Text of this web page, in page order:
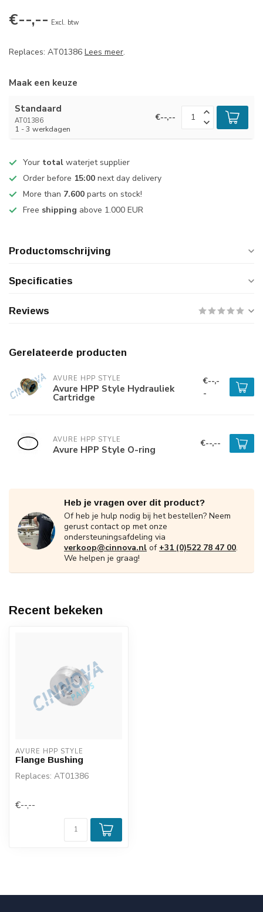
€--,-- Excl. btw
Replaces: AT01386 Lees meer.
Maak een keuze
Standaard
AT01386
1 - 3 werkdagen
€--,--
Your total waterjet supplier
Order before 15:00 next day delivery
More than 7.600 parts on stock!
Free shipping above 1.000 EUR
Productomschrijving
Specificaties
Reviews
Gerelateerde producten
AVURE HPP STYLE
Avure HPP Style Hydrauliek
Cartridge
€--,-
-
AVURE HPP STYLE
Avure HPP Style O-ring €--,--
Heb je vragen over dit product?
Of heb je hulp nodig bij het bestellen? Neem
gerust contact op met onze
ondersteuningsafdeling via
verkoop@cinnova.nl of +31 (0)522 78 47 00.
We helpen je graag!
Recent bekeken
AVURE HPP STYLE
Flange Bushing
Replaces: AT01386
€--,--